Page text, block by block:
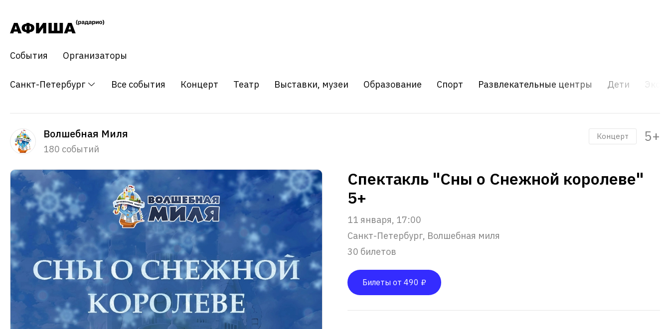
События Организаторы
Санкт-Петербург Все события Концерт Театр Выставки, музеи Образование Спорт Развлекательные центры Дети
Волшебная Миля
180 событий
Концерт 5+
Спектакль "Сны о Снежной королеве"
5+
11 января, 17:00
Санкт-Петербург, Волшебная миля
30 билетов
Билеты от 490 ₽